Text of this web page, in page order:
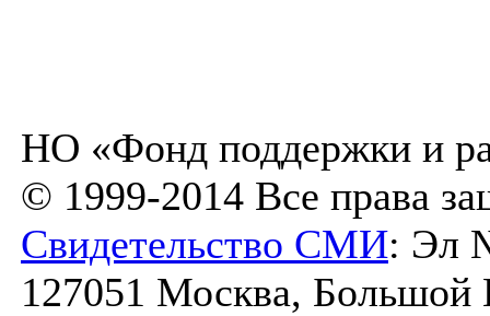
НО «Фонд поддержки и
© 1999-2014 Все права
Свидетельство СМИ: Эл
127051 Москва, Большой